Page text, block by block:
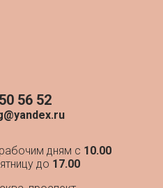
56 52
дням с 10.00
до 17.00